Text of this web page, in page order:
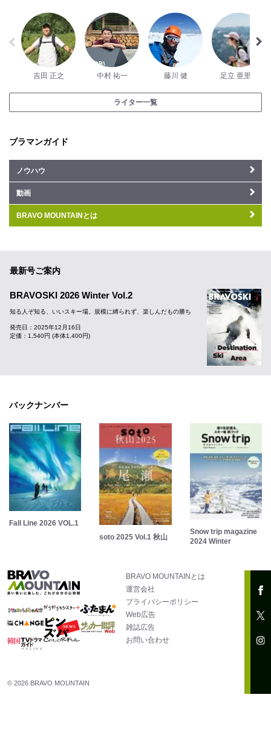
吉田 正之 中村 祐一 藤川 健 足立 亜里紗
ライター一覧
ブラマンガイド
ノウハウ
動画
BRAVO MOUNTAINとは
最新号ご案内
BRAVOSKI 2026 Winter Vol.2
知る人ぞ知る、いいスキー場。規模に縛られず、楽しんだもの勝ち
発売日：2025年12月16日
定価：1,540円 (本体1,400円)
バックナンバー
Fall Line 2026 VOL.1
soto 2025 Vol.1 秋山
Snow trip magazine
2024 Winter
BRAVO MOUNTAINとは
運営会社
プライバシーポリシー
Web広告
雑誌広告
お問い合わせ
© 2026 BRAVO MOUNTAIN